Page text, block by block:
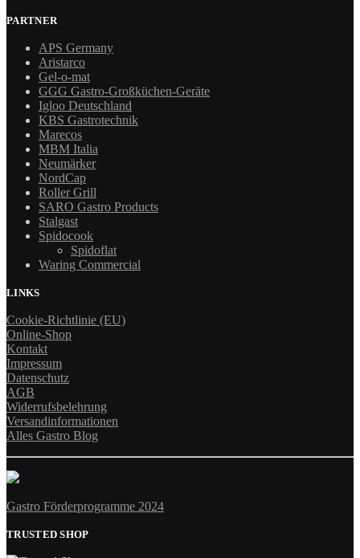
PARTNER
APS Germany
Aristarco
Gel-o-mat
GGG Gastro-Großküchen-Geräte
Igloo Deutschland
KBS Gastrotechnik
Marecos
MBM Italia
Neumärker
NordCap
Roller Grill
SARO Gastro Products
Stalgast
Spidocook
Spidoflat
Waring Commercial
LINKS
Cookie-Richtlinie (EU)
Online-Shop
Kontakt
Impressum
Datenschutz
AGB
Widerrufsbelehrung
Versandinformationen
Alles Gastro Blog
Gastro Förderprogramme 2024
TRUSTED SHOP